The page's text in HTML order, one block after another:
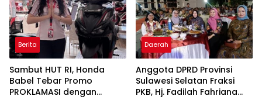
Berita
Sambut HUT RI, Honda
Babel Tebar Promo
PROKLAMASI dengan
Daerah
Anggota DPRD Provinsi
Sulawesi Selatan Fraksi
PKB, Hj. Fadilah Fahriana